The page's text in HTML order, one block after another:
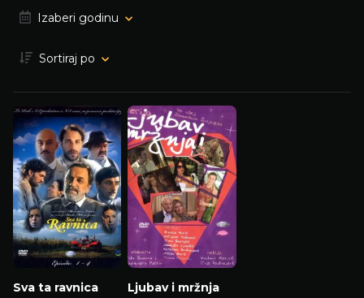
Izaberi godinu
Sortiraj po
Sva ta ravnica Ljubav i mržnja